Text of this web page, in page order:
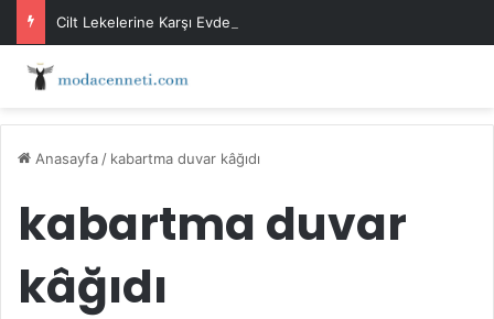
Cilt Lekelerine Karşı Evde Maske Önerileri
Anasayfa / kabartma duvar kâğıdı
kabartma duvar
kâğıdı